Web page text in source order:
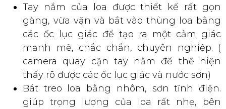
Tay nắm của loa được thiết kế rất gọn
gàng, vừa vặn và bắt vào thùng loa bằng
các ốc lục giác để tạo ra một cảm giác
mạnh mẽ, chắc chắn, chuyên nghiệp. (
camera quay cận tay nắm để thể hiện
thấy rõ được các ốc lục giác và nước sơn)
Bát treo loa bằng nhôm, sơn tĩnh điện.
giúp trọng lượng của loa rất nhẹ, bên